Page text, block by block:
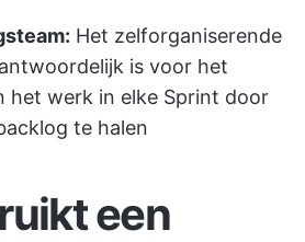
Het zelforganiserende
is voor het
het werk in elke Sprint door
te halen
een